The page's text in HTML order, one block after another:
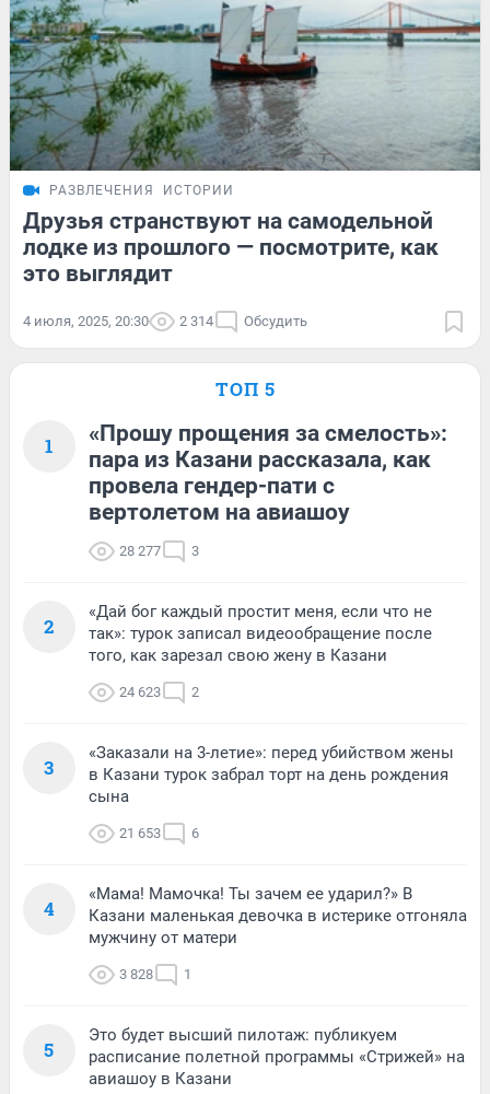
РАЗВЛЕЧЕНИЯ ИСТОРИИ
Друзья странствуют на самодельной
лодке из прошлого — посмотрите, как
это выглядит
4 июля, 2025, 20:30 2 314 Обсудить
ТОП 5
1
«Прошу прощения за смелость»:
пара из Казани рассказала, как
провела гендер-пати с
вертолетом на авиашоу
28 277 3
2
«Дай бог каждый простит меня, если что не
так»: турок записал видеообращение после
того, как зарезал свою жену в Казани
24 623 2
3
«Заказали на 3-летие»: перед убийством жены
в Казани турок забрал торт на день рождения
сына
21 653 6
4
«Мама! Мамочка! Ты зачем ее ударил?» В
Казани маленькая девочка в истерике отгоняла
мужчину от матери
3 828 1
5
Это будет высший пилотаж: публикуем
расписание полетной программы «Стрижей» на
авиашоу в Казани